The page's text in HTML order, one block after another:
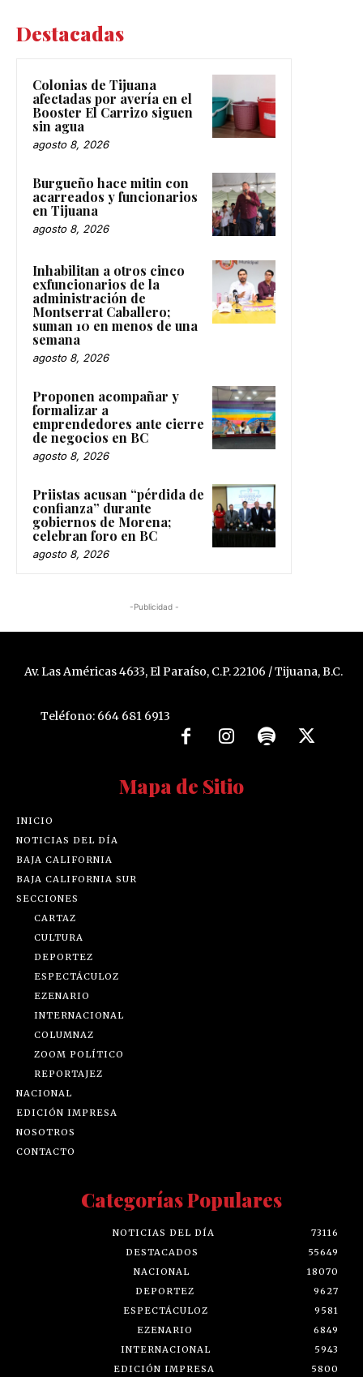
Destacadas
Colonias de Tijuana
afectadas por avería en el
Booster El Carrizo siguen
sin agua
agosto 8, 2026
Burgueño hace mitin con
acarreados y funcionarios
en Tijuana
agosto 8, 2026
Inhabilitan a otros cinco
exfuncionarios de la
administración de
Montserrat Caballero;
suman 10 en menos de una
semana
agosto 8, 2026
Proponen acompañar y
formalizar a
emprendedores ante cierre
de negocios en BC
agosto 8, 2026
Priistas acusan “pérdida de
confianza” durante
gobiernos de Morena;
celebran foro en BC
agosto 8, 2026
-Publicidad -
Av. Las Américas 4633, El Paraíso, C.P. 22106 / Tijuana, B.C.
Teléfono: 664 681 6913
Mapa de Sitio
INICIO
NOTICIAS DEL DÍA
BAJA CALIFORNIA
BAJA CALIFORNIA SUR
SECCIONES
CARTAZ
CULTURA
DEPORTEZ
ESPECTÁCULOZ
EZENARIO
INTERNACIONAL
COLUMNAZ
ZOOM POLÍTICO
REPORTAJEZ
NACIONAL
EDICIÓN IMPRESA
NOSOTROS
CONTACTO
Categorías Populares
NOTICIAS DEL DÍA
73116
DESTACADOS
55649
NACIONAL
18070
DEPORTEZ
9627
ESPECTÁCULOZ
9581
EZENARIO
6849
INTERNACIONAL
5943
EDICIÓN IMPRESA
5800